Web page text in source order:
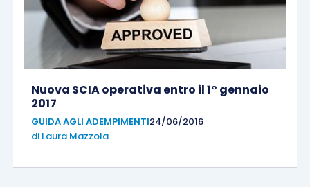
Nuova SCIA operativa entro il 1° gennaio
2017
GUIDA AGLI ADEMPIMENTI24/06/2016
di Laura Mazzola